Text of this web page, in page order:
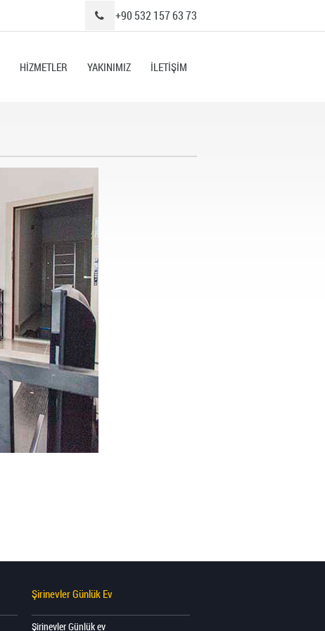
+90 532 157 63 73
HİZMETLER YAKINIMIZ İLETİŞİM
Şirinevler Günlük Ev
Şirinevler Günlük ev